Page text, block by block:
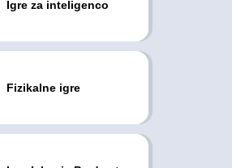
Igre za inteligenco
Fizikalne igre